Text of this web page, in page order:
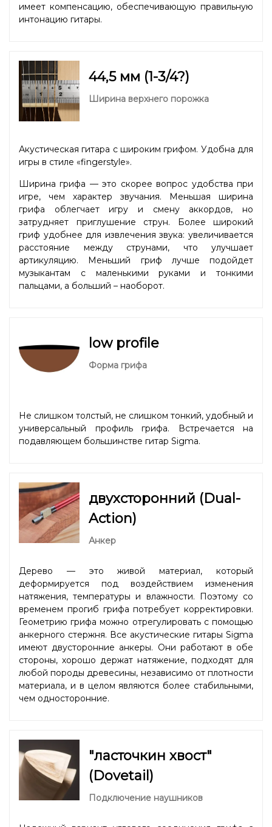
имеет компенсацию, обеспечивающую правильную
интонацию гитары.
44,5 мм (1-3/4?)
Ширина верхнего порожка
Акустическая гитара с широким грифом. Удобна для
игры в стиле «fingerstyle».
Ширина грифа — это скорее вопрос удобства при
игре, чем характер звучания. Меньшая ширина
грифа облегчает игру и смену аккордов, но
затрудняет приглушение струн. Более широкий
гриф удобнее для извлечения звука: увеличивается
расстояние между струнами, что улучшает
артикуляцию. Меньший гриф лучше подойдет
музыкантам с маленькими руками и тонкими
пальцами, а больший – наоборот.
low profile
Форма грифа
Не слишком толстый, не слишком тонкий, удобный и
универсальный профиль грифа. Встречается на
подавляющем большинстве гитар Sigma.
двухсторонний (Dual-
Action)
Анкер
Дерево — это живой материал, который
деформируется под воздействием изменения
натяжения, температуры и влажности. Поэтому со
временем прогиб грифа потребует корректировки.
Геометрию грифа можно отрегулировать с помощью
анкерного стержня. Все акустические гитары Sigma
имеют двусторонние анкеры. Они работают в обе
стороны, хорошо держат натяжение, подходят для
любой породы древесины, независимо от плотности
материала, и в целом являются более стабильными,
чем односторонние.
"ласточкин хвост"
(Dovetail)
Подключение наушников